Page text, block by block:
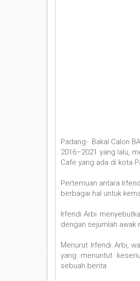
Padang- Bakal Calon
2016–2021 yang lalu,
Cafe yang ada di kota
Pertemuan antara
berbagai hal untuk
Irfendi Arbi
dengan sejumlah awak
Menurut Irfendi Arbi,
yang menuntut
sebuah berita.